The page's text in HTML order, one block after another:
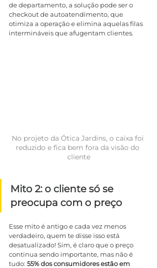
de departamento, a solução pode ser o
checkout de autoatendimento, que
otimiza a operação e elimina aquelas filas
intermináveis que afugentam clientes.
No projeto da Ótica Jardins, o caixa foi
reduzido e fica bem fora da visão do
cliente
Mito 2: o cliente só se
preocupa com o preço
Esse mito é antigo e cada vez menos
verdadeiro, quem te disse isso está
desatualizado! Sim, é claro que o preço
continua sendo importante, mas não é
tudo: 55% dos consumidores estão em